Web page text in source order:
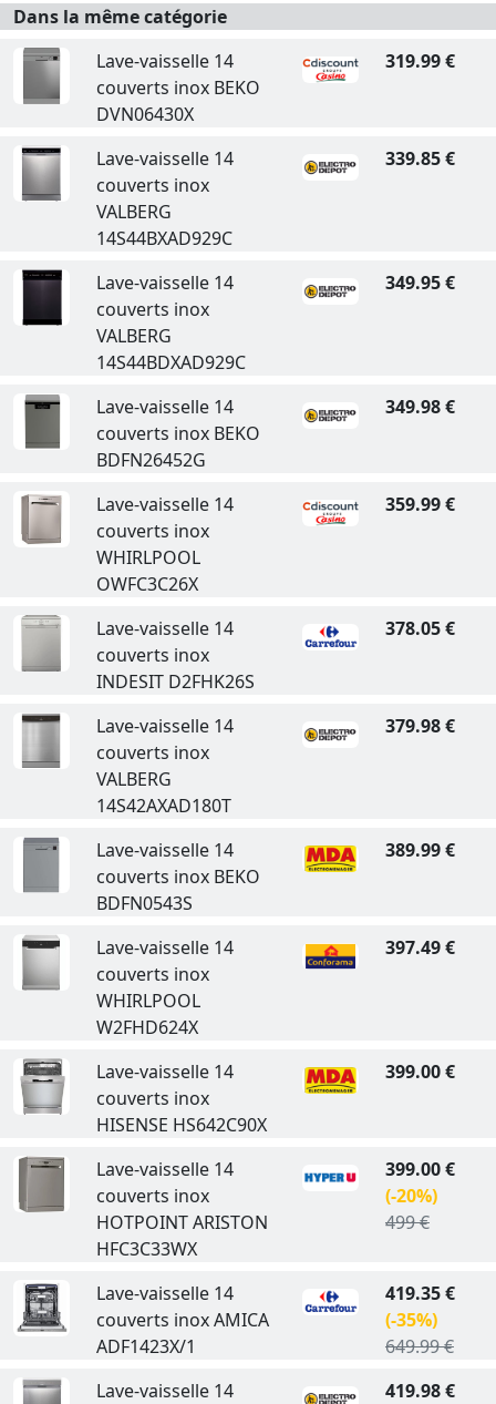
Dans la même catégorie
Lave-vaisselle 14
couverts inox BEKO
DVN06430X
319.99 €
Lave-vaisselle 14
couverts inox
VALBERG
14S44BXAD929C
339.85 €
Lave-vaisselle 14
couverts inox
VALBERG
14S44BDXAD929C
349.95 €
Lave-vaisselle 14
couverts inox BEKO
BDFN26452G
349.98 €
Lave-vaisselle 14
couverts inox
WHIRLPOOL
OWFC3C26X
359.99 €
Lave-vaisselle 14
couverts inox
INDESIT D2FHK26S
378.05 €
Lave-vaisselle 14
couverts inox
VALBERG
14S42AXAD180T
379.98 €
Lave-vaisselle 14
couverts inox BEKO
BDFN0543S
389.99 €
Lave-vaisselle 14
couverts inox
WHIRLPOOL
W2FHD624X
397.49 €
Lave-vaisselle 14
couverts inox
HISENSE HS642C90X
399.00 €
Lave-vaisselle 14
couverts inox
HOTPOINT ARISTON
HFC3C33WX
399.00 €
(-20%)
499 €
Lave-vaisselle 14
couverts inox AMICA
ADF1423X/1
419.35 €
(-35%)
649.99 €
Lave-vaisselle 14
419.98 €